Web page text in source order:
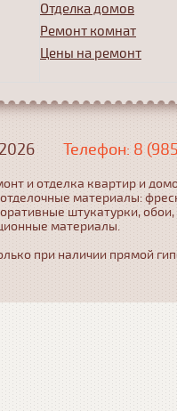
Отделка домов
Ремонт комнат
Цены на ремонт
Телефон: 8
и отделка квартир и
материалы:
штукатурки,
материалы.
при наличии прямой